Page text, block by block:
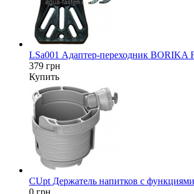
LSa001 Адаптер-переходник BORIKA
379 грн
Купить
CUpt Держатель напитков с
0 грн